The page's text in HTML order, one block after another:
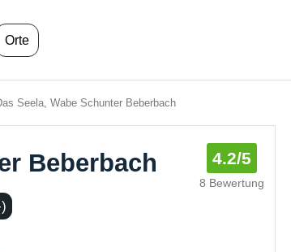
Orte
Seela, Wabe Schunter Beberbach
Beberbach 4.2/5
8 Bewertung